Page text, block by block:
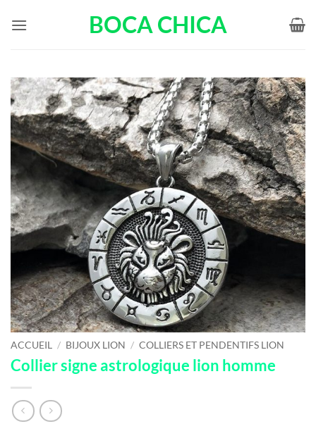
BOCA CHICA
ACCUEIL / BIJOUX LION / COLLIERS ET PENDENTIFS LION
Collier signe astrologique lion homme